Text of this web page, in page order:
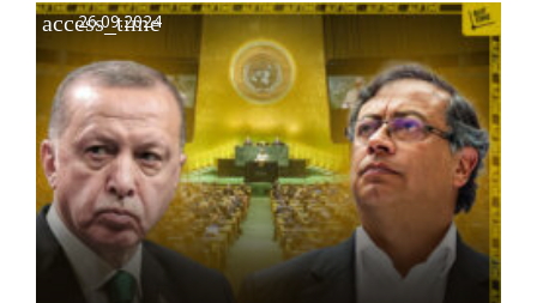
access_time
26.09.2024